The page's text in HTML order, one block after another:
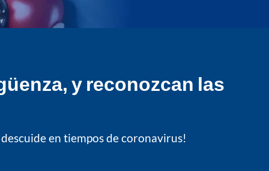
y reconozcan las
en tiempos de coronavirus!